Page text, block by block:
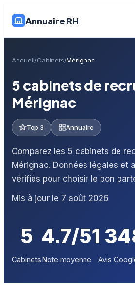
Annuaire RH
Accueil Cabinets Mérignac
5 cabinets de
Mérignac
Top 3 Annuaire
Comparez les 5 cabinets de
Mérignac. Données légales et
vérifiés pour choisir le bon
Mis à jour le 7 août 2026
5
Cabinets
4.7/5
Note moyenne
1
Avis